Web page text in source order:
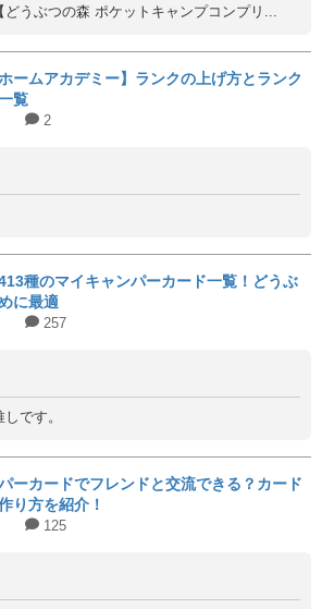
うぶつの森 ポケットキャンプコンプリ...
ホームアカデミー】ランクの上げ方とランク
覧
2
種のマイキャンパーカード一覧！どうぶ
に最適
257
です。
ーカードでフレンドと交流できる？カード
り方を紹介！
125